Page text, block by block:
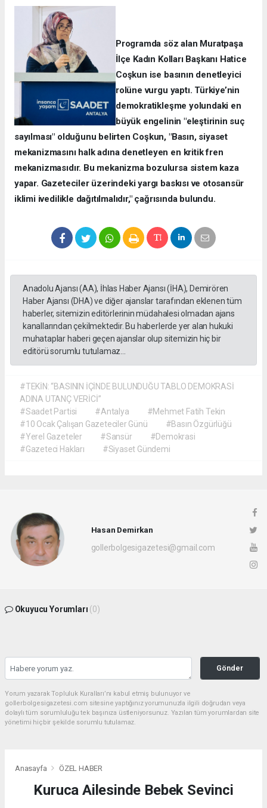
Programda söz alan Muratpaşa
İlçe Kadın Kolları Başkanı Hatice
Coşkun ise basının denetleyici
rolüne vurgu yaptı. Türkiye’nin
demokratikleşme yolundaki en
büyük engelinin "eleştirinin suç
sayılması" olduğunu belirten Coşkun, "Basın, siyaset
mekanizmasını halk adına denetleyen en kritik fren
mekanizmasıdır. Bu mekanizma bozulursa sistem kaza
yapar. Gazeteciler üzerindeki yargı baskısı ve otosansür
iklimi ivedilikle dağıtılmalıdır," çağrısında bulundu.
Anadolu Ajansı (AA), İhlas Haber Ajansı (İHA), Demirören
Haber Ajansı (DHA) ve diğer ajanslar tarafından eklenen tüm
haberler, sitemizin editörlerinin müdahalesi olmadan ajans
kanallarından çekilmektedir. Bu haberlerde yer alan hukuki
muhataplar haberi geçen ajanslar olup sitemizin hiç bir
editörü sorumlu tutulamaz...
#TEKİN: “BASININ İÇİNDE BULUNDUĞU TABLO DEMOKRASİ
ADINA UTANÇ VERİCİ”
#Saadet Partisi
#Antalya
#Mehmet Fatih Tekin
#10 Ocak Çalışan Gazeteciler Günü
#Basın Özgürlüğü
#Yerel Gazeteler
#Sansür
#Demokrasi
#Gazeteci Hakları
#Siyaset Gündemi
Hasan Demirkan
gollerbolgesigazetesi@gmail.com
Okuyucu Yorumları (0)
Gönder
Yorum yazarak Topluluk Kuralları’nı kabul etmiş bulunuyor ve
gollerbolgesigazetesi.com sitesine yaptığınız yorumunuzla ilgili doğrudan veya
dolaylı tüm sorumluluğu tek başınıza üstleniyorsunuz. Yazılan tüm yorumlardan site
yönetimi hiçbir şekilde sorumlu tutulamaz.
Anasayfa ÖZEL HABER
Kuruca Ailesinde Bebek Sevinci